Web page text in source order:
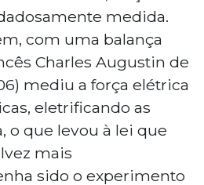
medida.
com uma balança
Charles Augustin de
mediu a força elétrica
eletrificando as
o que levou à lei que
mais
sido o experimento